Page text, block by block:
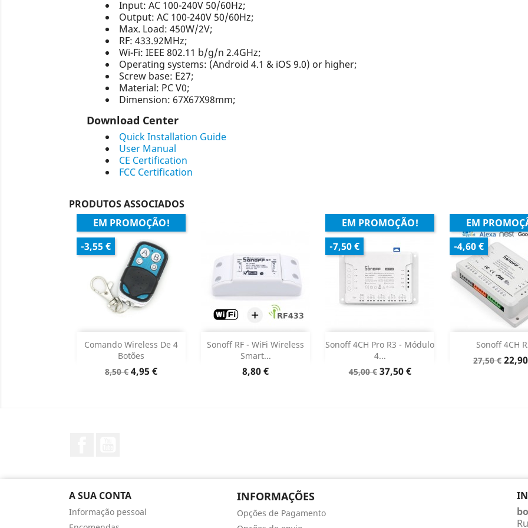
Input: AC 100-240V 50/60Hz;
Output: AC 100-240V 50/60Hz;
Max. Load: 450W/2V;
RF: 433.92MHz;
Wi-Fi: IEEE 802.11 b/g/n 2.4GHz;
Operating systems: (Android 4.1 & iOS 9.0) or higher;
Screw base: E27;
Material: PC V0;
Dimension: 67X67X98mm;
Download Center
Quick Installation Guide
User Manual
CE Certification
FCC Certification
PRODUTOS ASSOCIADOS
Comando Wireless De 4
Botões
Preço
8,50 € Preço
4,95 €
EM PROMOÇÃO!
-3,55 €
Adicionar 
Dados do produto
Sonoff RF - WiFi Wireless
Smart...
Preço
8,80 €
Sem stock
Sonoff 4CH Pro R3 - Módulo
4...
Preço
45,00 € Preço
37,50 €
EM PROMOÇÃO!
-7,50 €
Sem stock Sonoff 4CH
Preço
27,50 €
EM
-4,60 €
Sem
A SUA CONTA
Informação pessoal
INFORMAÇÕES
Opções de Pagamento